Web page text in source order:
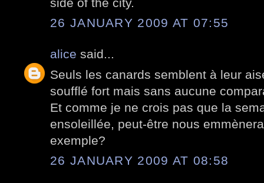
26 JANUARY 2009 AT 07:55
alice said...
Seuls les canards semblent à leur
soufflé fort mais sans aucune
Et comme je ne crois pas que la
ensoleillée, peut-être nous
exemple?
26 JANUARY 2009 AT 08:58